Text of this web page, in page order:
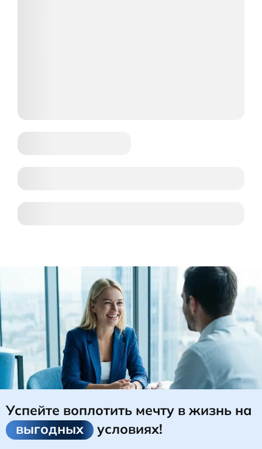
Успейте воплотить мечту в жизнь на
выгодных
условиях!